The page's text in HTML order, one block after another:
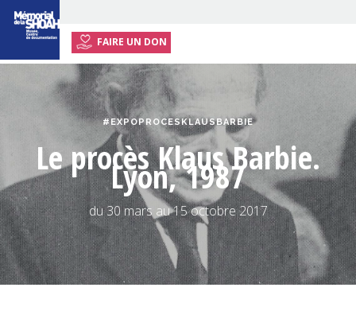
FAIRE UN DON
EXPOSITION
ÉVÉNEMENTS
RESSOURCES
ENSEIGNANTS
INFOS PRATIQUES
#EXPOPROCESKLAUSBARBIE
Le procès Klaus Barbie.
Lyon, 1987
du 30 mars au 15 octobre 2017